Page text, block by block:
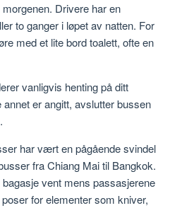
Drivere har en
to ganger i løpet av natten. For
med et lite bord toalett, ofte en
vanligvis henting på ditt
er angitt, avslutter bussen
har vært en pågående svindel
fra Chiang Mai til Bangkok.
vent mens passasjerene
for elementer som kniver,